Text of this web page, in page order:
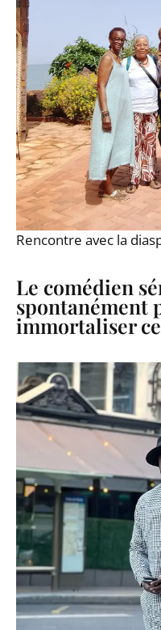
Rencontre avec la
Le comédien
spontanément
immortaliser